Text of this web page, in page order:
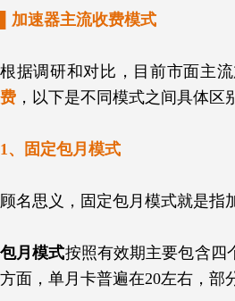
▌加速器主流收费模式
根据调研和对比，目前市面主
费 ，以下是不同模式之间具体区
1、固定包月模式
顾名思义，固定包月模式就是指
包月模式按照有效期主要包含四
方面，单月卡普遍在20左右，部